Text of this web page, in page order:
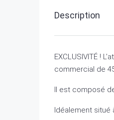
Description
EXCLUSIVITÉ !
commercial de
Il est composé
Idéalement situé